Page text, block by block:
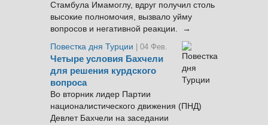
Стамбула Имамоглу, вдруг получил столь
высокие полномочия, вызвало уйму
вопросов и негативной реакции. →
Повестка дня Турции
| 04 Фев.
Четыре условия Бахчели
для решения курдского
вопроса
Во вторник лидер Партии
националистического движения (ПНД)
Девлет Бахчели на заседании